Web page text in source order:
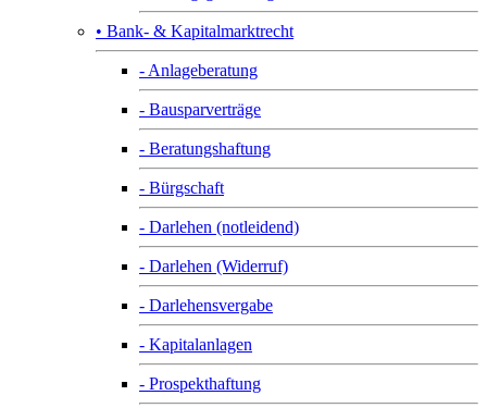
• Bank- & Kapitalmarktrecht
- Anlageberatung
- Bausparverträge
- Beratungshaftung
- Bürgschaft
- Darlehen (notleidend)
- Darlehen (Widerruf)
- Darlehensvergabe
- Kapitalanlagen
- Prospekthaftung